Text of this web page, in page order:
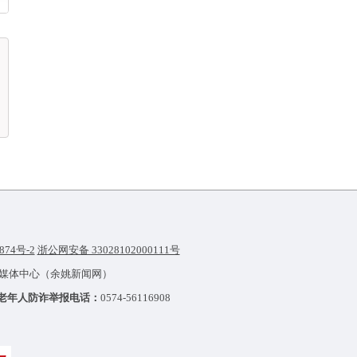
号-2 浙公网安备 33028102000111号
中心（余姚新闻网）
年人防诈举报电话： 0574-56116908